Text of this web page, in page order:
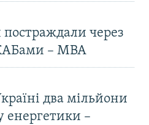
через
– МВА
два мільйони
енергетики –